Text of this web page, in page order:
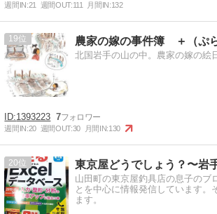
週間IN:21 週間OUT:111 月間IN:132
19 農家の嫁の事件簿 ＋（ぷら
北国岩手の山の中。農家の嫁の絵
1393223 7
週間IN:20 週間OUT:30 月間IN:130
20 東京屋どうでしょう？〜岩
山田町の東京屋釣具店の息子のブ
とを中心に情報発信しています。
ます。